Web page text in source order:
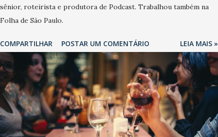
sênior, roteirista e produtora de Podcast. Trabalhou também na
Folha de São Paulo.
COMPARTILHAR POSTAR UM COMENTÁRIO LEIA MAIS »